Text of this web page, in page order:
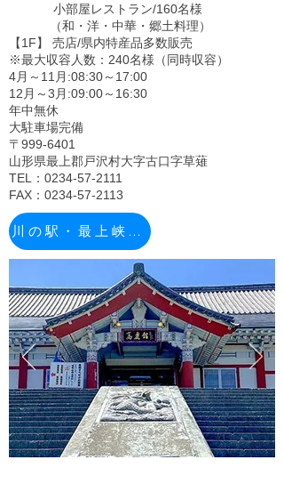
小部屋レストラン/160名様
（和・洋・中華・郷土料理）
【1F】 売店/県内特産品多数販売
※最大収容人数：240名様（同時収容）
4月～11月:08:30～17:00
12月～3月:09:00～16:30
年中無休
大駐車場完備
〒999-6401
山形県最上郡戸沢村大字古口字草薙
TEL：0234-57-2111
FAX：0234-57-2113
川の駅・最上峡くさなぎ